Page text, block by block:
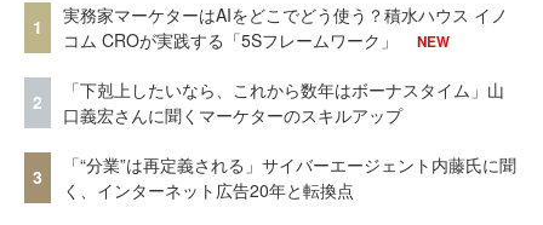
1
実務家マーケターはAIをどこでどう使う？積水ハウス イノ
コム CROが実践する「5Sフレームワーク」
NEW
2
「下剋上したいなら、これから数年はボーナスタイム」山
口義宏さんに聞くマーケターのスキルアップ
3
「“分業”は再定義される」サイバーエージェント内藤氏に聞
く、インターネット広告20年と転換点